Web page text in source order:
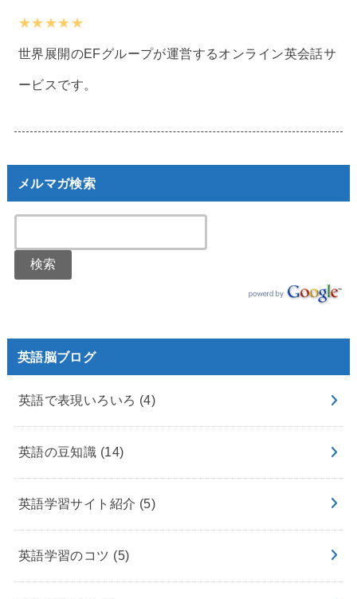
★★★★★
世界展開のEFグループが運営するオンライン英会話サ
ービスです。
メルマガ検索
英語脳ブログ
英語で表現いろいろ (4)
英語の豆知識 (14)
英語学習サイト紹介 (5)
英語学習のコツ (5)